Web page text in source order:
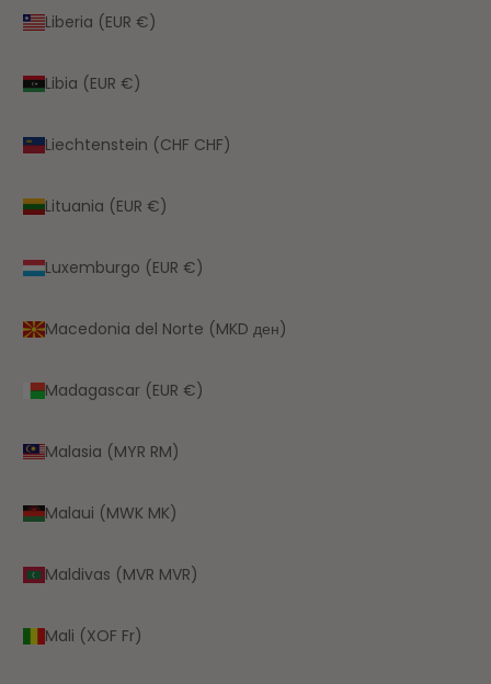
Liberia (EUR €)
Libia (EUR €)
Liechtenstein (CHF CHF)
Lituania (EUR €)
Luxemburgo (EUR €)
Macedonia del Norte (MKD ден)
Madagascar (EUR €)
Malasia (MYR RM)
Malaui (MWK MK)
Maldivas (MVR MVR)
Mali (XOF Fr)